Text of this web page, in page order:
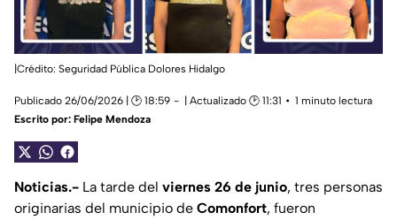
|Crédito: Seguridad Pública Dolores Hidalgo
Publicado 26/06/2026 | 🕑 18:59 | Actualizado 🕑 11:31
1 minuto lectura
Escrito por: Felipe Mendoza
Noticias.- La tarde del viernes 26 de junio, tres personas
originarias del municipio de Comonfort, fueron